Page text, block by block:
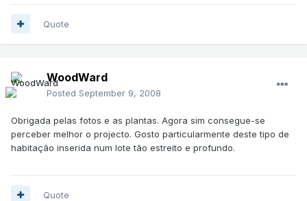
Quote
WoodWard
Posted September 9, 2008
Obrigada pelas fotos e as plantas. Agora sim consegue-se
perceber melhor o projecto. Gosto particularmente deste tipo de
habitação inserida num lote tão estreito e profundo.
Quote